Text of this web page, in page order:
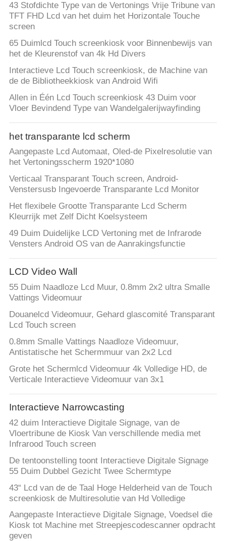
43 Stofdichte Type van de Vertonings Vrije Tribune van
TFT FHD Lcd van het duim het Horizontale Touche
screen
65 Duimlcd Touch screenkiosk voor Binnenbewijs van
het de Kleurenstof van 4k Hd Divers
Interactieve Lcd Touch screenkiosk, de Machine van
de de Bibliotheekkiosk van Android Wifi
Allen in Één Lcd Touch screenkiosk 43 Duim voor
Vloer Bevindend Type van Wandelgalerijwayfinding
het transparante lcd scherm
Aangepaste Lcd Automaat, Oled-de Pixelresolutie van
het Vertoningsscherm 1920*1080
Verticaal Transparant Touch screen, Android-
Venstersusb Ingevoerde Transparante Lcd Monitor
Het flexibele Grootte Transparante Lcd Scherm
Kleurrijk met Zelf Dicht Koelsysteem
49 Duim Duidelijke LCD Vertoning met de Infrarode
Vensters Android OS van de Aanrakingsfunctie
LCD Video Wall
55 Duim Naadloze Lcd Muur, 0.8mm 2x2 ultra Smalle
Vattings Videomuur
Douanelcd Videomuur, Gehard glascomité Transparant
Lcd Touch screen
0.8mm Smalle Vattings Naadloze Videomuur,
Antistatische het Schermmuur van 2x2 Lcd
Grote het Schermlcd Videomuur 4k Volledige HD, de
Verticale Interactieve Videomuur van 3x1
Interactieve Narrowcasting
42 duim Interactieve Digitale Signage, van de
Vloertribune de Kiosk Van verschillende media met
Infrarood Touch screen
De tentoonstelling toont Interactieve Digitale Signage
55 Duim Dubbel Gezicht Twee Schermtype
43“ Lcd van de de Taal Hoge Helderheid van de Touch
screenkiosk de Multiresolutie van Hd Volledige
Aangepaste Interactieve Digitale Signage, Voedsel die
Kiosk tot Machine met Streepjescodescanner opdracht
geven